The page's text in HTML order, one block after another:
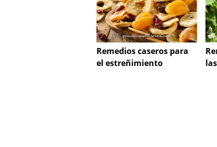
Remedios caseros para
el estreñimiento